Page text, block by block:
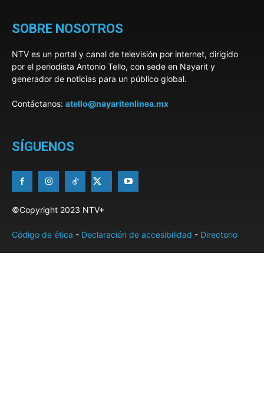
SOBRE NOSOTROS
NTV es un portal y canal de televisión por internet, dirigido
por el periodista Antonio Tello, con sede en Nayarit y
generador de noticias para un público global.
Contáctanos: atello@nayaritenlinea.mx
SÍGUENOS
©Copyright 2023 NTV+
Código de ética - Declaración de accesibilidad - Directorio